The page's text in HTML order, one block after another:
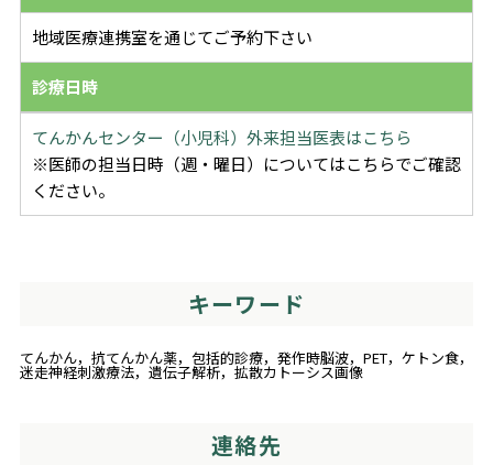
地域医療連携室を通じてご予約下さい
診療日時
てんかんセンター（小児科）外来担当医表はこちら
※医師の担当日時（週・曜日）についてはこちらでご確認
ください。
キーワード
てんかん，抗てんかん薬，包括的診療，発作時脳波，PET，ケトン食，
迷走神経刺激療法，遺伝子解析，拡散カトーシス画像
連絡先